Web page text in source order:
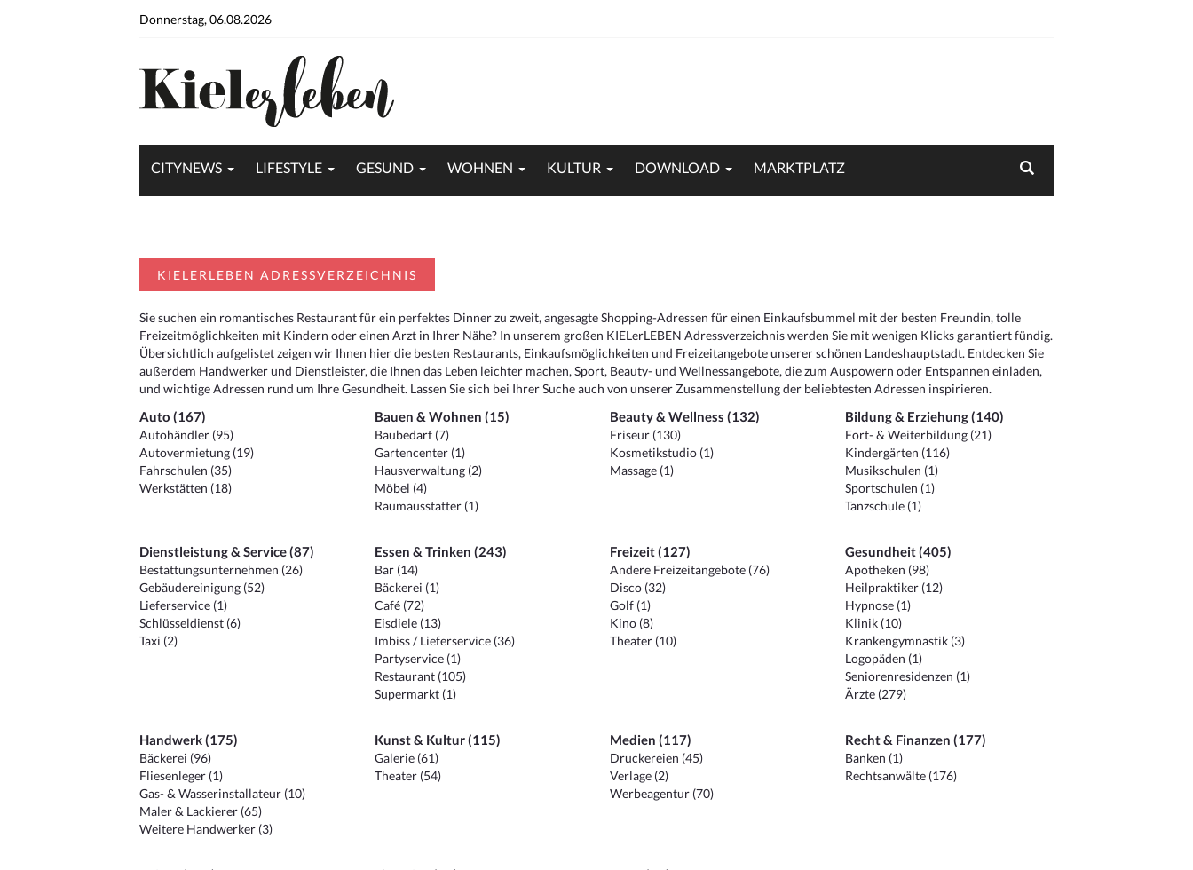
Donnerstag, 06.08.2026
CITYNEWS LIFESTYLE GESUND WOHNEN KULTUR DOWNLOAD MARKTPLATZ
KIELERLEBEN ADRESSVERZEICHNIS
Sie suchen ein romantisches Restaurant für ein perfektes Dinner zu zweit, angesagte Shopping-Adressen für einen Einkaufsbummel mit der besten Freundin, tolle
Freizeitmöglichkeiten mit Kindern oder einen Arzt in Ihrer Nähe? In unserem großen KIELerLEBEN Adressverzeichnis werden Sie mit wenigen Klicks garantiert fündig.
Übersichtlich aufgelistet zeigen wir Ihnen hier die besten Restaurants, Einkaufsmöglichkeiten und Freizeitangebote unserer schönen Landeshauptstadt. Entdecken Sie
außerdem Handwerker und Dienstleister, die Ihnen das Leben leichter machen, Sport, Beauty- und Wellnessangebote, die zum Auspowern oder Entspannen einladen,
und wichtige Adressen rund um Ihre Gesundheit. Lassen Sie sich bei Ihrer Suche auch von unserer Zusammenstellung der beliebtesten Adressen inspirieren.
Auto (167)
Autohändler (95)
Autovermietung (19)
Fahrschulen (35)
Werkstätten (18)
Bauen & Wohnen (15)
Baubedarf (7)
Gartencenter (1)
Hausverwaltung (2)
Möbel (4)
Raumausstatter (1)
Beauty & Wellness (132)
Friseur (130)
Kosmetikstudio (1)
Massage (1)
Bildung & Erziehung (140)
Fort- & Weiterbildung (21)
Kindergärten (116)
Musikschulen (1)
Sportschulen (1)
Tanzschule (1)
Dienstleistung & Service (87)
Bestattungsunternehmen (26)
Gebäudereinigung (52)
Lieferservice (1)
Schlüsseldienst (6)
Taxi (2)
Essen & Trinken (243)
Bar (14)
Bäckerei (1)
Café (72)
Eisdiele (13)
Imbiss / Lieferservice (36)
Partyservice (1)
Restaurant (105)
Supermarkt (1)
Freizeit (127)
Andere Freizeitangebote (76)
Disco (32)
Golf (1)
Kino (8)
Theater (10)
Gesundheit (405)
Apotheken (98)
Heilpraktiker (12)
Hypnose (1)
Klinik (10)
Krankengymnastik (3)
Logopäden (1)
Seniorenresidenzen (1)
Ärzte (279)
Handwerk (175)
Bäckerei (96)
Fliesenleger (1)
Gas- & Wasserinstallateur (10)
Maler & Lackierer (65)
Weitere Handwerker (3)
Kunst & Kultur (115)
Galerie (61)
Theater (54)
Medien (117)
Druckereien (45)
Verlage (2)
Werbeagentur (70)
Recht & Finanzen (177)
Banken (1)
Rechtsanwälte (176)